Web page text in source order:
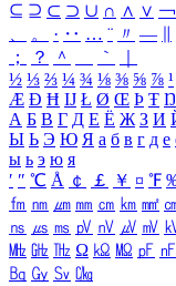
⊆ ⊇ ⊂ ⊃ ∪ ∩ ∧ ∨ ￢
、
。 · ‥ … ¨ 〃 ―
；
？ ＾ ｀
½ ⅓ ⅔ ¼ ¾ ⅛ ⅜ ⅝ ⅞ ¹
Æ Ð Ħ Ĳ Ł Ø Œ Þ Ŧ Ŋ
А Б В Г Д Е Ё Ж З И
Ы Ь Э Ю Я а б в г д е
ы ь э ю я
′ ″ ℃ Å ￠ ￡ ￥ ¤ ℉
㎙ ㎚ ㎛ ㎜ ㎝ ㎞ ㎟
㎱ ㎲ ㎳ ㎴ ㎵ ㎶ ㎷
㎒ ㎓ ㎔ Ω ㏀ ㏁ ㎊ ㎋
㏃ ㏉ ㏜ ㏆